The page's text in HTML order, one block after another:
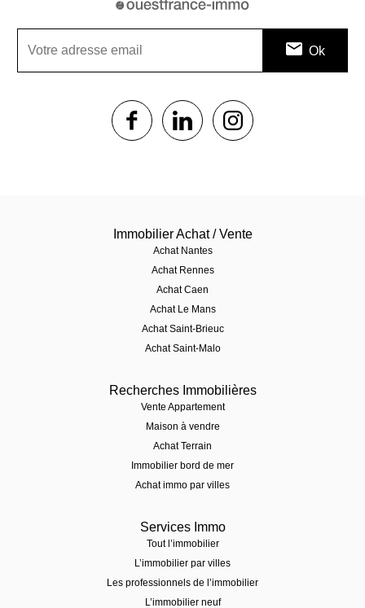
1$s 1$s
Immobilier Achat / Vente
Achat Nantes
Achat Rennes
Achat Caen
Achat Le Mans
Achat Saint-Brieuc
Achat Saint-Malo
Recherches Immobilières
Vente Appartement
Maison à vendre
Achat Terrain
Immobilier bord de mer
Achat immo par villes
Services Immo
Tout l’immobilier
L’immobilier par villes
Les professionnels de l’immobilier
L’immobilier neuf